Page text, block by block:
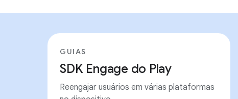
GUIAS
SDK Engage do Play
Reengajar usuários em várias plataformas